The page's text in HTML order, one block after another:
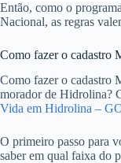
Então, como o
Nacional, as regras
Como fazer o cadastro
Como fazer o cadastro
morador de Hidrolina?
Vida em Hidrolina –
O primeiro passo para
saber em qual faixa do